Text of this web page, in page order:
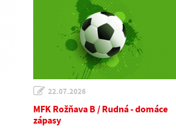
22.07.2026
MFK Rožňava B / Rudná - domáce
zápasy